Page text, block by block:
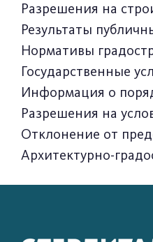
Разрешения на
Результаты
Нормативы
Государственные
Информация о
Разрешения на
Отклонение от
Архитектурно-